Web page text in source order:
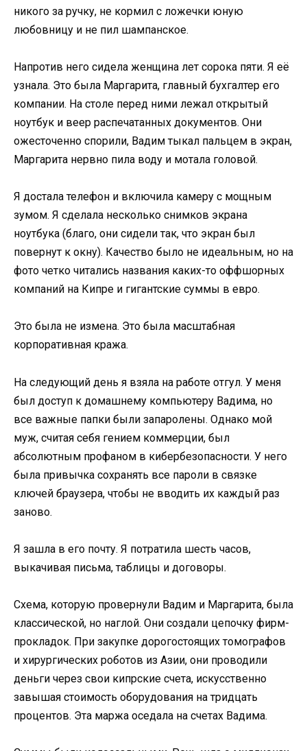
никого за ручку, не кормил с ложечки юную
любовницу и не пил шампанское.
Напротив него сидела женщина лет сорока пяти. Я её
узнала. Это была Маргарита, главный бухгалтер его
компании. На столе перед ними лежал открытый
ноутбук и веер распечатанных документов. Они
ожесточенно спорили, Вадим тыкал пальцем в экран,
Маргарита нервно пила воду и мотала головой.
Я достала телефон и включила камеру с мощным
зумом. Я сделала несколько снимков экрана
ноутбука (благо, они сидели так, что экран был
повернут к окну). Качество было не идеальным, но на
фото четко читались названия каких-то оффшорных
компаний на Кипре и гигантские суммы в евро.
Это была не измена. Это была масштабная
корпоративная кража.
На следующий день я взяла на работе отгул. У меня
был доступ к домашнему компьютеру Вадима, но
все важные папки были запаролены. Однако мой
муж, считая себя гением коммерции, был
абсолютным профаном в кибербезопасности. У него
была привычка сохранять все пароли в связке
ключей браузера, чтобы не вводить их каждый раз
заново.
Я зашла в его почту. Я потратила шесть часов,
выкачивая письма, таблицы и договоры.
Схема, которую провернули Вадим и Маргарита, была
классической, но наглой. Они создали цепочку фирм-
прокладок. При закупке дорогостоящих томографов
и хирургических роботов из Азии, они проводили
деньги через свои кипрские счета, искусственно
завышая стоимость оборудования на тридцать
процентов. Эта маржа оседала на счетах Вадима.